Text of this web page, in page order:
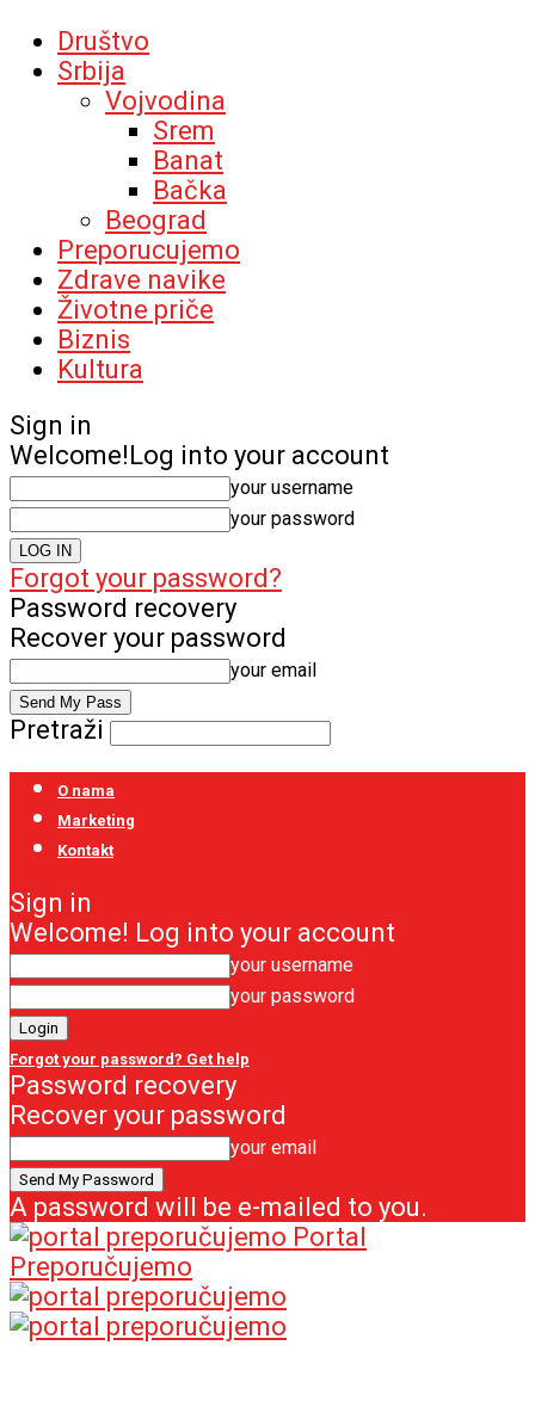
Društvo
Srbija
Vojvodina
Srem
Banat
Bačka
Beograd
Preporucujemo
Zdrave navike
Životne priče
Biznis
Kultura
Sign in
Welcome!Log into your account
your username
your password
Forgot your password?
Password recovery
Recover your password
your email
Pretraži
O nama
Marketing
Kontakt
Sign in
Welcome! Log into your account
your username
your password
Forgot your password? Get help
Password recovery
Recover your password
your email
A password will be e-mailed to you.
Portal
Preporučujemo